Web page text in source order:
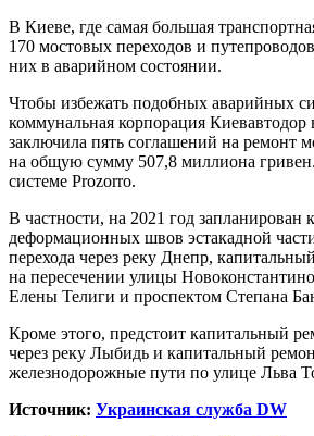
В Киеве, где самая большая
170 мостовых переходов и
них в аварийном состоянии.
Чтобы избежать подобных аварийных
коммунальная корпорация Киевавтодор
заключила пять соглашений на ремонт
на общую сумму 507,8 миллиона
системе Prozorro.
В частности, на 2021 год запланирован
деформационных швов эстакадной
перехода через реку Днепр,
на пересечении улицы
Елены Телиги и проспектом Степана
Кроме этого, предстоит капитальный
через реку Лыбидь и капитальный
железнодорожные пути по улице Льва
Источник: Украинская служба DW